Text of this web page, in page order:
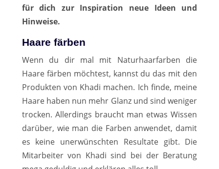
für dich zur Inspiration neue Ideen und
Hinweise.
Haare färben
Wenn du dir mal mit Naturhaarfarben die
Haare färben möchtest, kannst du das mit den
Produkten von Khadi machen. Ich finde, meine
Haare haben nun mehr Glanz und sind weniger
trocken. Allerdings braucht man etwas Wissen
darüber, wie man die Farben anwendet, damit
es keine unerwünschten Resultate gibt. Die
Mitarbeiter von Khadi sind bei der Beratung